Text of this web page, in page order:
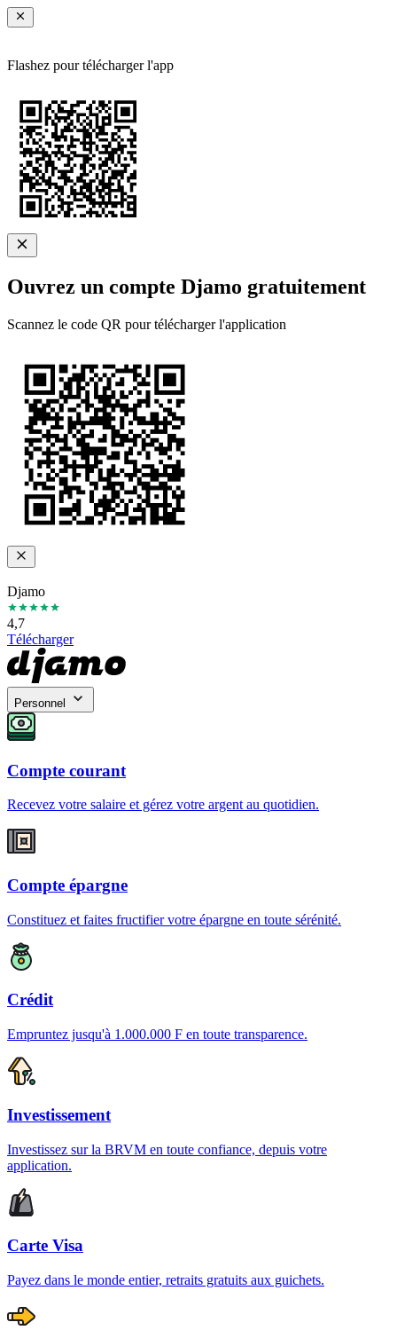
Flashez pour télécharger l'app
Ouvrez un compte Djamo gratuitement
Scannez le code QR pour télécharger l'application
Djamo
4,7
Télécharger
Personnel
Compte courant
Recevez votre salaire et gérez votre argent au quotidien.
Compte épargne
Constituez et faites fructifier votre épargne en toute sérénité.
Crédit
Empruntez jusqu'à 1.000.000 F en toute transparence.
Investissement
Investissez sur la BRVM en toute confiance, depuis votre
application.
Carte Visa
Payez dans le monde entier, retraits gratuits aux guichets.